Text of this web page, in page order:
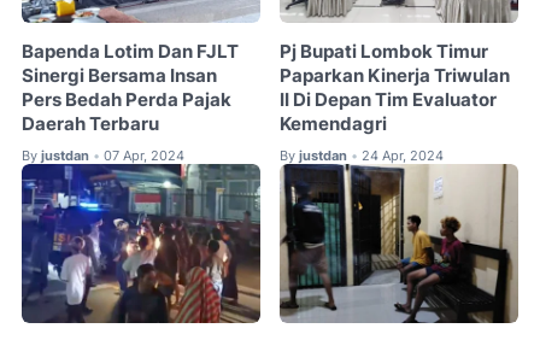
Bapenda Lotim Dan FJLT
Sinergi Bersama Insan
Pers Bedah Perda Pajak
Daerah Terbaru
By justdan • 07 Apr, 2024
Pj Bupati Lombok Timur
Paparkan Kinerja Triwulan
II Di Depan Tim Evaluator
Kemendagri
By justdan • 24 Apr, 2024